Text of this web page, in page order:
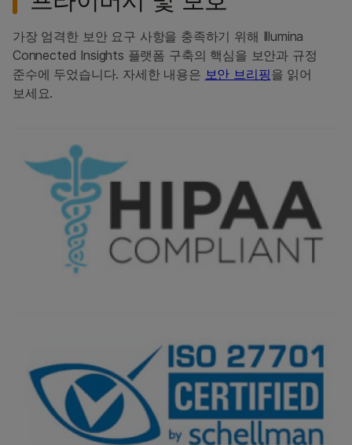
가장 엄격한 보안 요구 사항을 충족하기 위해 Illumina
Connected Insights 플랫폼 구축의 핵심을 보안과 규정
준수에 두었습니다. 자세한 내용은 보안 브리핑을 읽어
보세요.